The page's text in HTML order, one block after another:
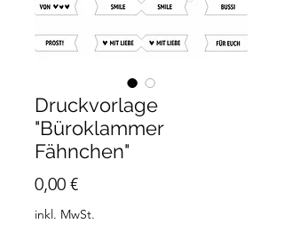
Druckvorlage
"Büroklammer
Fähnchen"
0,00 €Preis
inkl. MwSt.